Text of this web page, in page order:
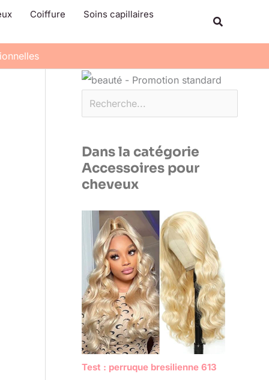
Coiffure Soins capillaires
Rechercher
Dans la catégorie
Accessoires pour
cheveux
Test : perruque bresilienne 613